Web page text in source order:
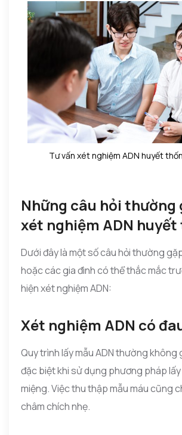
Tư vấn xét nghiệm ADN huyết
Những câu hỏi thường
xét nghiệm ADN
Dưới đây là một số câu hỏi thường
hoặc các gia đình có thể thắc mắc
hiện xét nghiệm ADN:
Xét nghiệm ADN có
Quy trình lấy mẫu ADN thường không
đặc biệt khi sử dụng phương pháp
miệng. Việc thu thập mẫu máu cũng
châm chích nhẹ.